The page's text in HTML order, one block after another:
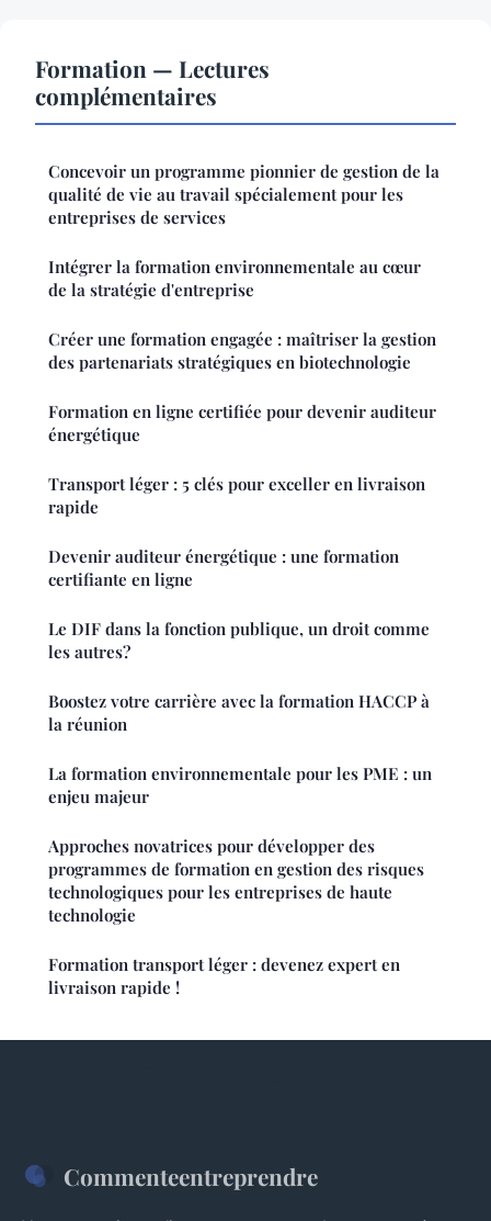
Formation — Lectures
complémentaires
Concevoir un programme pionnier de gestion de la
qualité de vie au travail spécialement pour les
entreprises de services
Intégrer la formation environnementale au cœur
de la stratégie d'entreprise
Créer une formation engagée : maîtriser la gestion
des partenariats stratégiques en biotechnologie
Formation en ligne certifiée pour devenir auditeur
énergétique
Transport léger : 5 clés pour exceller en livraison
rapide
Devenir auditeur énergétique : une formation
certifiante en ligne
Le DIF dans la fonction publique, un droit comme
les autres?
Boostez votre carrière avec la formation HACCP à
la réunion
La formation environnementale pour les PME : un
enjeu majeur
Approches novatrices pour développer des
programmes de formation en gestion des risques
technologiques pour les entreprises de haute
technologie
Formation transport léger : devenez expert en
livraison rapide !
Commenteentreprendre